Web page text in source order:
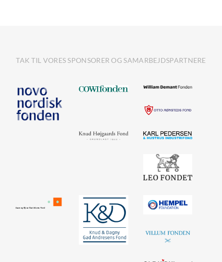
TAK TIL VORES SPONSORER OG SAMARBEJDSPARTNERE